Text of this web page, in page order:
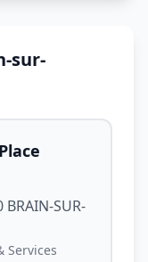
sur-
SUR-
Services